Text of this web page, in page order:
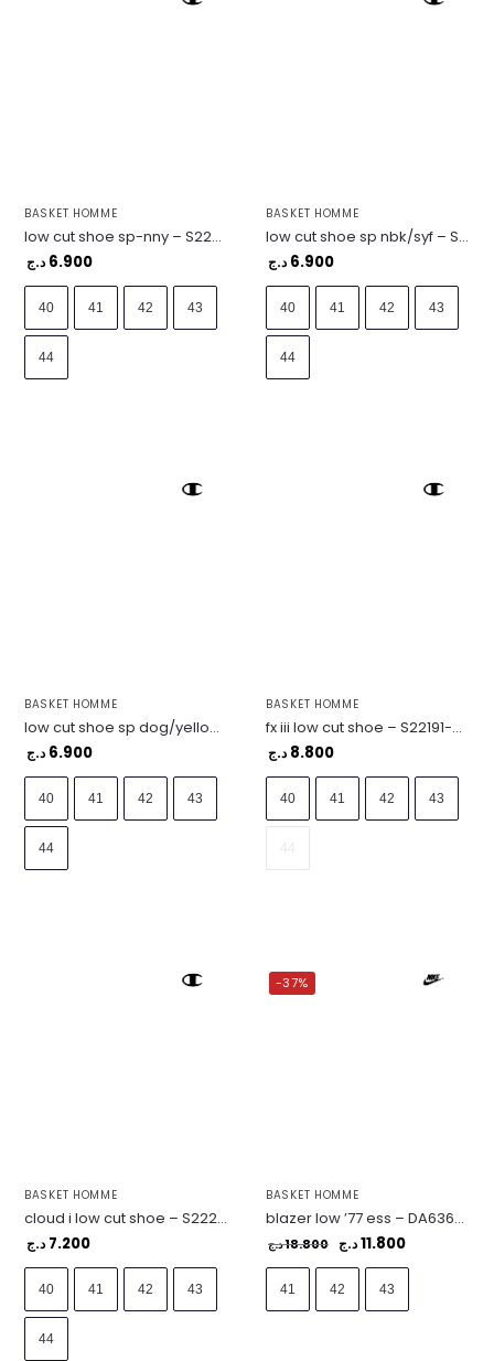
BASKET HOMME
low cut shoe sp-nny – S22037-BS501
6.900 د.ج
40 41 42 43
44
BASKET HOMME
low cut shoe sp nbk/syf – S21969-KK001
6.900 د.ج
40 41 42 43
44
BASKET HOMME
low cut shoe sp dog/yellow – S21969-ES010
6.900 د.ج
40 41 42 43
44
BASKET HOMME
fx iii low cut shoe – S22191-GS523
8.800 د.ج
40 41 42 43
BASKET HOMME
cloud i low cut shoe – S22230-BS036
7.200 د.ج
40 41 42 43
44
-37%
BASKET HOMME
blazer low ’77 ess – DA6364-111
18.800د.ج 11.800د.ج
41 42 43